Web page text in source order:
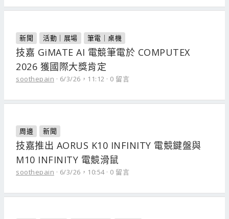
新聞 活動｜展場 筆電｜桌機
技嘉 GiMATE AI 電競筆電於 COMPUTEX
2026 獲國際大獎肯定
soothepain 6/3/26，11:12 0 留言
周邊 新聞
技嘉推出 AORUS K10 INFINITY 電競鍵盤與
M10 INFINITY 電競滑鼠
soothepain 6/3/26，10:54 0 留言